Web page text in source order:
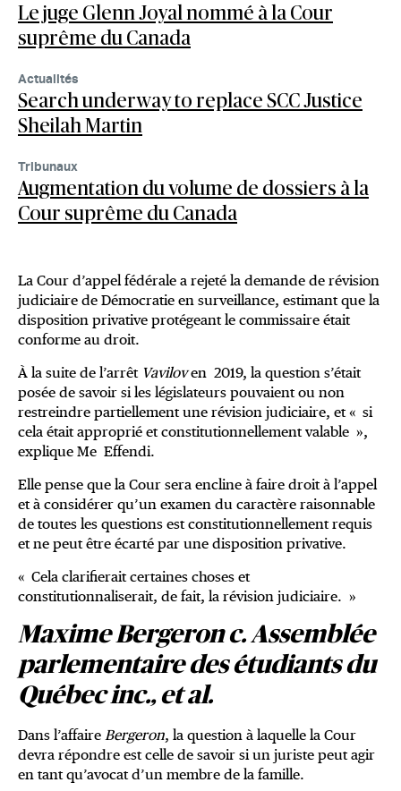
Le juge Glenn Joyal nommé à la Cour
suprême du Canada
Actualités
Search underway to replace SCC Justice
Sheilah Martin
Tribunaux
Augmentation du volume de dossiers à la
Cour suprême du Canada
La Cour d’appel fédérale a rejeté la demande de révision
judiciaire de Démocratie en surveillance, estimant que la
disposition privative protégeant le commissaire était
conforme au droit.
À la suite de l’arrêt Vaviloven 2019, la question s’était
posée de savoir si les législateurs pouvaient ou non
restreindre partiellement une révision judiciaire, et « si
cela était approprié et constitutionnellement valable »,
explique Me Effendi.
Elle pense que la Cour sera encline à faire droit à l’appel
et à considérer qu’un examen du caractère raisonnable
de toutes les questions est constitutionnellement requis
et ne peut être écarté par une disposition privative.
« Cela clarifierait certaines choses et
constitutionnaliserait, de fait, la révision judiciaire. »
Maxime Bergeron c. Assemblée
parlementaire des étudiants du
Québec inc., et al.
Dans l’affaire Bergeron, la question à laquelle la Cour
devra répondre est celle de savoir si un juriste peut agir
en tant qu’avocat d’un membre de la famille.